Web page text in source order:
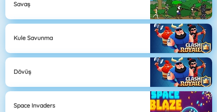
Savaş
Kule Savunma
Dövüş
Space Invaders